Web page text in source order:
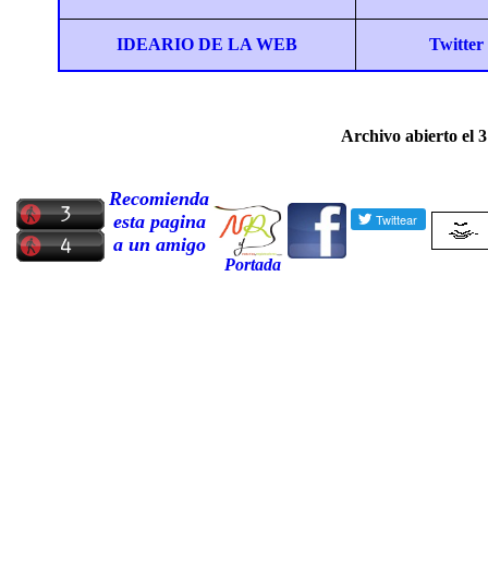
IDEARIO DE LA WEB Twitter
Archivo abierto el
Recomienda
esta pagina
a un amigo
Portada